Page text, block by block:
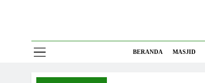
BERANDA MASJID